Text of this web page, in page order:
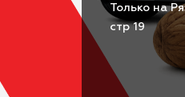
Только на
стр 19